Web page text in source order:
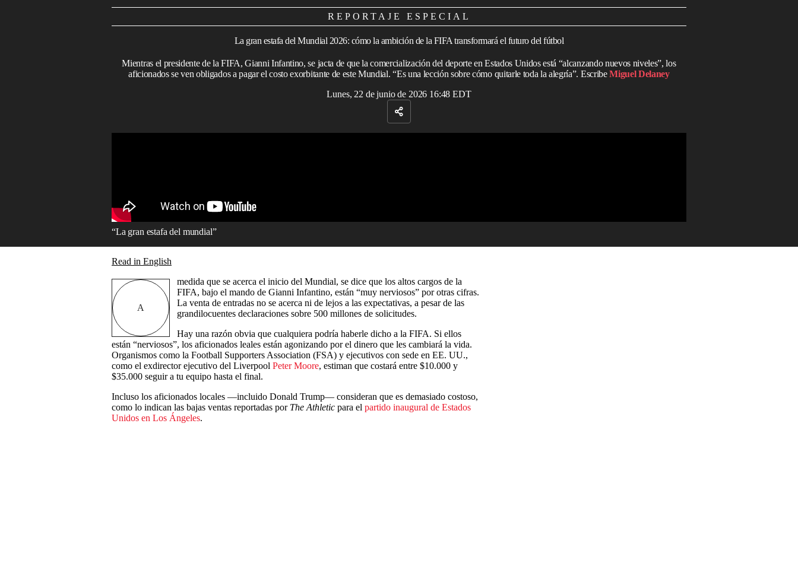
REPORTAJE ESPECIAL
La gran estafa del Mundial 2026: cómo la ambición de la FIFA transformará el futuro del fútbol
Mientras el presidente de la FIFA, Gianni Infantino, se jacta de que la comercialización del deporte en Estados Unidos está “alcanzando nuevos niveles”, los
aficionados se ven obligados a pagar el costo exorbitante de este Mundial. “Es una lección sobre cómo quitarle toda la alegría”. EscribeMiguel Delaney
Lunes, 22 de junio de 2026 16:48 EDT
“La gran estafa del mundial”
Read in English
A
medida que se acerca el inicio del Mundial, se dice que los altos cargos de la
FIFA, bajo el mando de Gianni Infantino, están “muy nerviosos” por otras cifras.
La venta de entradas no se acerca ni de lejos a las expectativas, a pesar de las
grandilocuentes declaraciones sobre 500 millones de solicitudes.
Hay una razón obvia que cualquiera podría haberle dicho a la FIFA. Si ellos
están “nerviosos”, los aficionados leales están agonizando por el dinero que les cambiará la vida.
Organismos como la Football Supporters Association (FSA) y ejecutivos con sede en EE. UU.,
como el exdirector ejecutivo del Liverpool Peter Moore, estiman que costará entre $10.000 y
$35.000 seguir a tu equipo hasta el final.
Incluso los aficionados locales —incluido Donald Trump— consideran que es demasiado costoso,
como lo indican las bajas ventas reportadas por The Athletic para el partido inaugural de Estados
Unidos en Los Ángeles.